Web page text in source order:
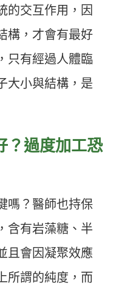
的交互作用，因
構，才會有最好
只有經過人體臨
大小與結構，是
？過度加工恐
嗎？醫師也持保
含有岩藻糖、半
且會因凝聚效應
所謂的純度，而